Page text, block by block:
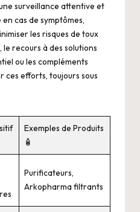
surveillance attentive et
cas de symptômes,
les risques de toux
recours à des solutions
ou les compléments
ces efforts, toujours sous
Exemples de Produits
🧴
Purificateurs,
Arkopharma filtrants